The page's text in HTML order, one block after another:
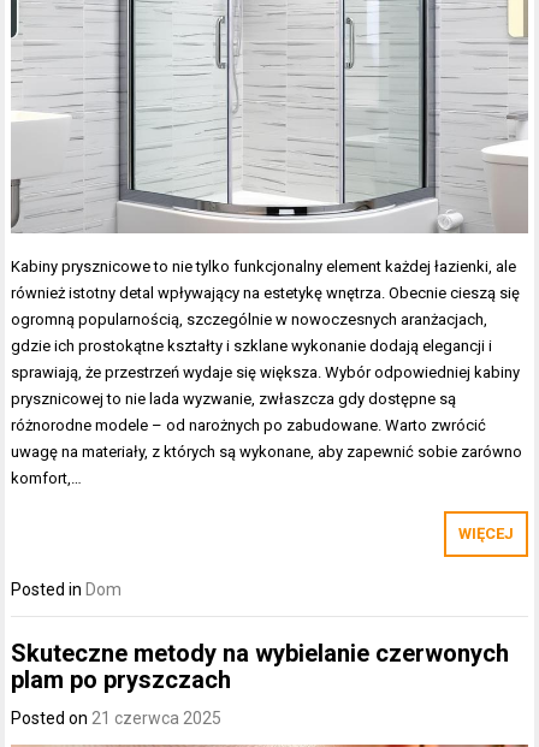
Kabiny prysznicowe to nie tylko funkcjonalny element każdej łazienki, ale
również istotny detal wpływający na estetykę wnętrza. Obecnie cieszą się
ogromną popularnością, szczególnie w nowoczesnych aranżacjach,
gdzie ich prostokątne kształty i szklane wykonanie dodają elegancji i
sprawiają, że przestrzeń wydaje się większa. Wybór odpowiedniej kabiny
prysznicowej to nie lada wyzwanie, zwłaszcza gdy dostępne są
różnorodne modele – od narożnych po zabudowane. Warto zwrócić
uwagę na materiały, z których są wykonane, aby zapewnić sobie zarówno
komfort,…
WIĘCEJ
Posted in Dom
Skuteczne metody na wybielanie czerwonych
plam po pryszczach
Posted on21 czerwca 2025